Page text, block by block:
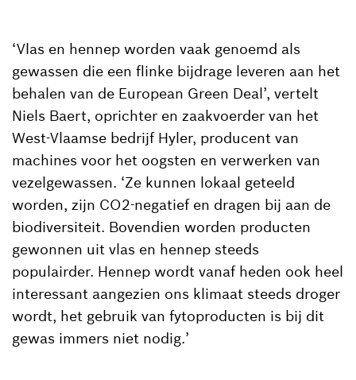
‘Vlas en hennep worden vaak genoemd als
gewassen die een flinke bijdrage leveren aan het
behalen van de European Green Deal’, vertelt
Niels Baert, oprichter en zaakvoerder van het
West-Vlaamse bedrijf Hyler, producent van
machines voor het oogsten en verwerken van
vezelgewassen. ‘Ze kunnen lokaal geteeld
worden, zijn CO2-negatief en dragen bij aan de
biodiversiteit. Bovendien worden producten
gewonnen uit vlas en hennep steeds
populairder. Hennep wordt vanaf heden ook heel
interessant aangezien ons klimaat steeds droger
wordt, het gebruik van fytoproducten is bij dit
gewas immers niet nodig.’